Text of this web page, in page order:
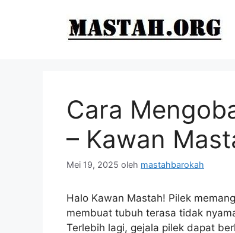
Cara
– Kawan
Mei 19, 2025 oleh mastahbarokah
Halo Kawan Mastah! Pilek
membuat tubuh terasa tidak
Terlebih lagi, gejala pilek dapat